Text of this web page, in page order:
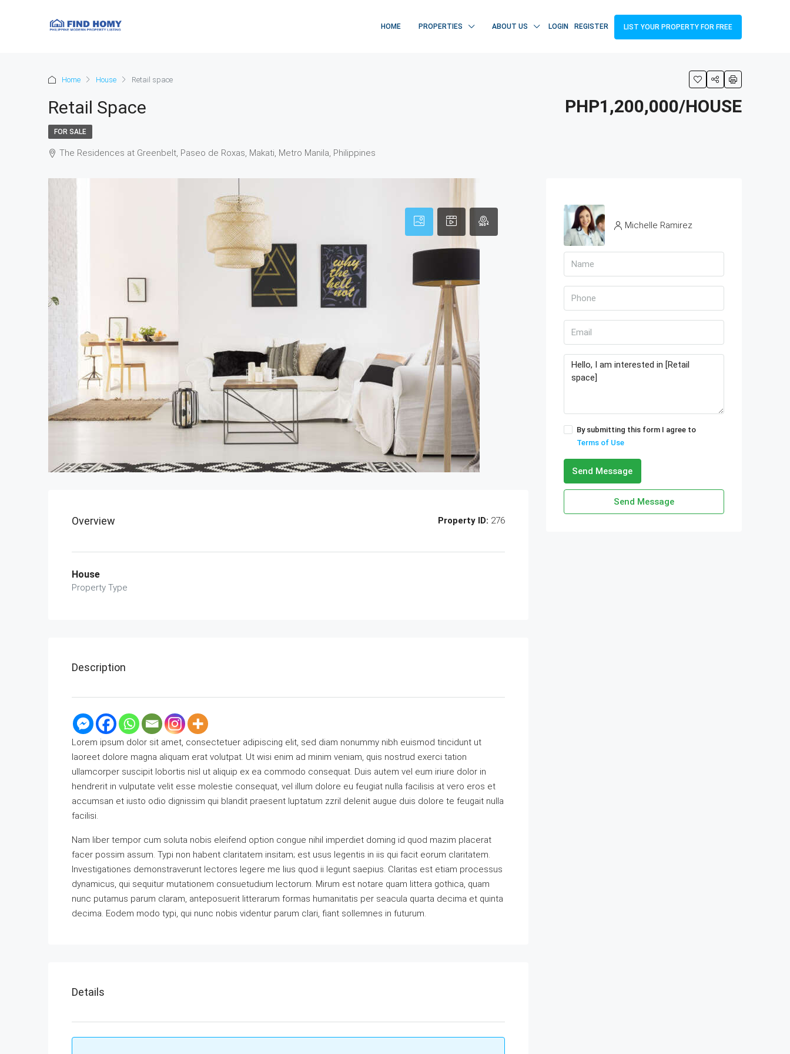
HOME PROPERTIES ABOUT US LOGIN REGISTER LIST YOUR PROPERTY FOR FREE
Home House Retail space
Retail Space PHP1,200,000/HOUSE
FOR SALE
The Residences at Greenbelt, Paseo de Roxas, Makati, Metro Manila, Philippines
Overview Property ID: 276
House
Property Type
Description
Lorem ipsum dolor sit amet, consectetuer adipiscing elit, sed diam nonummy nibh euismod tincidunt ut
laoreet dolore magna aliquam erat volutpat. Ut wisi enim ad minim veniam, quis nostrud exerci tation
ullamcorper suscipit lobortis nisl ut aliquip ex ea commodo consequat. Duis autem vel eum iriure dolor in
hendrerit in vulputate velit esse molestie consequat, vel illum dolore eu feugiat nulla facilisis at vero eros et
accumsan et iusto odio dignissim qui blandit praesent luptatum zzril delenit augue duis dolore te feugait nulla
facilisi.
Nam liber tempor cum soluta nobis eleifend option congue nihil imperdiet doming id quod mazim placerat
facer possim assum. Typi non habent claritatem insitam; est usus legentis in iis qui facit eorum claritatem.
Investigationes demonstraverunt lectores legere me lius quod ii legunt saepius. Claritas est etiam processus
dynamicus, qui sequitur mutationem consuetudium lectorum. Mirum est notare quam littera gothica, quam
nunc putamus parum claram, anteposuerit litterarum formas humanitatis per seacula quarta decima et quinta
decima. Eodem modo typi, qui nunc nobis videntur parum clari, fiant sollemnes in futurum.
Details
Michelle Ramirez
By submitting this form I agree to
Terms of Use
Send Message
Send Message